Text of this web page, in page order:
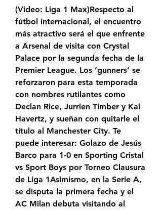
(Video: Liga 1 Max)Respecto al
fútbol internacional, el encuentro
más atractivo será el que enfrente
a Arsenal de visita con Crystal
Palace por la segunda fecha de la
Premier League. Los ‘gunners’ se
reforzaron para esta temporada
con nombres rutilantes como
Declan Rice, Jurrien Timber y Kai
Havertz, y sueñan con quitarle el
título al Manchester City. Te
puede interesar: Golazo de Jesús
Barco para 1-0 en Sporting Cristal
vs Sport Boys por Torneo Clausura
de Liga 1Asimismo, en la Serie A,
se disputa la primera fecha y el
AC Milan debuta visitando al